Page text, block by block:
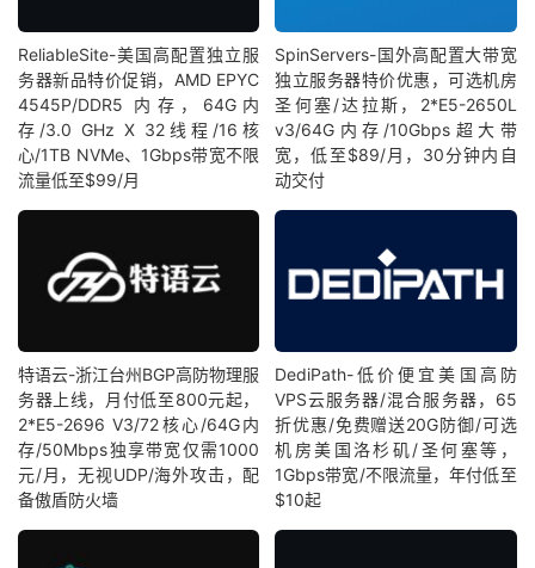
ReliableSite-美国高配置独立服
务器新品特价促销，AMD EPYC
4545P/DDR5 内存，64G内
存/3.0 GHz X 32线程/16核
心/1TB NVMe、1Gbps带宽不限
流量低至$99/月
SpinServers-国外高配置大带宽
独立服务器特价优惠，可选机房
圣何塞/达拉斯，2*E5-2650L
v3/64G内存/10Gbps超大带
宽，低至$89/月，30分钟内自
动交付
特语云-浙江台州BGP高防物理服
务器上线，月付低至800元起，
2*E5-2696 V3/72核心/64G内
存/50Mbps独享带宽仅需1000
元/月，无视UDP/海外攻击，配
备傲盾防火墙
DediPath-低价便宜美国高防
VPS云服务器/混合服务器，65
折优惠/免费赠送20G防御/可选
机房美国洛杉矶/圣何塞等，
1Gbps带宽/不限流量，年付低至
$10起